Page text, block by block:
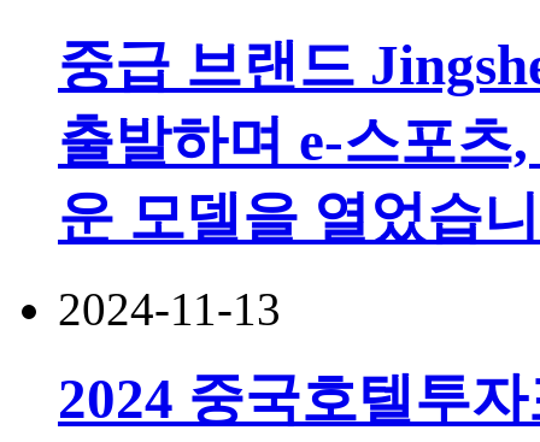
중급 브랜드
출발하며 e-스포츠
운 모델을 열었습
2024-11-13
2024 중국호텔투